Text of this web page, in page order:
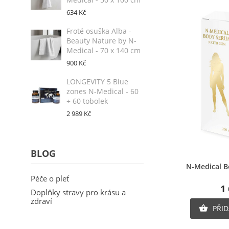
634 Kč
Froté osuška Alba -
Beauty Nature by N-
Medical - 70 x 140 cm
900 Kč
LONGEVITY 5 Blue
zones N-Medical - 60
+ 60 tobolek
2 989 Kč
BLOG
Péče o pleť
Doplňky stravy pro krásu a
zdraví
N-Medical
1
